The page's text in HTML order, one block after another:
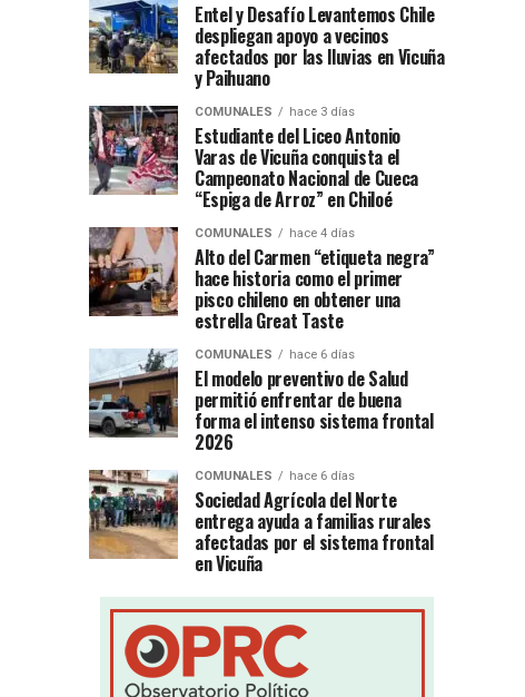
Entel y Desafío Levantemos Chile
despliegan apoyo a vecinos
afectados por las lluvias en Vicuña
y Paihuano
COMUNALES hace 3 días
Estudiante del Liceo Antonio
Varas de Vicuña conquista el
Campeonato Nacional de Cueca
“Espiga de Arroz” en Chiloé
COMUNALES hace 4 días
Alto del Carmen “etiqueta negra”
hace historia como el primer
pisco chileno en obtener una
estrella Great Taste
COMUNALES hace 6 días
El modelo preventivo de Salud
permitió enfrentar de buena
forma el intenso sistema frontal
2026
COMUNALES hace 6 días
Sociedad Agrícola del Norte
entrega ayuda a familias rurales
afectadas por el sistema frontal
en Vicuña